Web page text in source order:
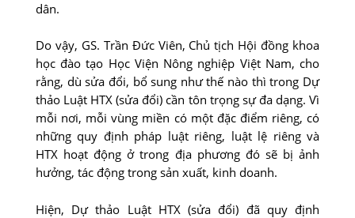
dân.
Do vậy, GS. Trần Đức Viên, Chủ tịch Hội đồng khoa
học đào tạo Học Viện Nông nghiệp Việt Nam, cho
rằng, dù sửa đổi, bổ sung như thế nào thì trong Dự
thảo Luật HTX (sửa đổi) cần tôn trọng sự đa dạng. Vì
mỗi nơi, mỗi vùng miền có một đặc điểm riêng, có
những quy định pháp luật riêng, luật lệ riêng và
HTX hoạt động ở trong địa phương đó sẽ bị ảnh
hưởng, tác động trong sản xuất, kinh doanh.
Hiện, Dự thảo Luật HTX (sửa đổi) đã quy định